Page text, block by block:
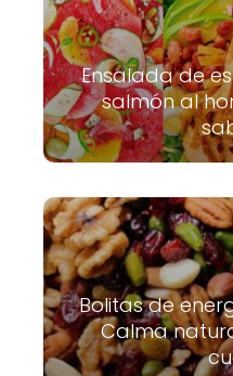
Ensalada de
salmón al
Bolitas de
Calma